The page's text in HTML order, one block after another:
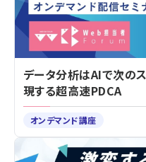
データ分析はAIで次の
現する超高速PDCA
オンデマンド講座